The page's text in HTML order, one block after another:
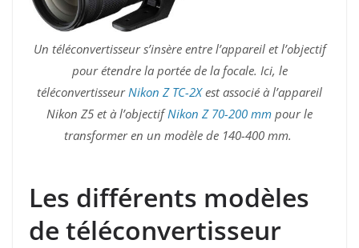
Un téléconvertisseur s’insère entre l’appareil et l’objectif
pour étendre la portée de la focale. Ici, le
téléconvertisseur Nikon Z TC-2Xest associé à l’appareil
Nikon Z5 et à l’objectifNikon Z 70-200 mm pour le
transformer en un modèle de 140-400 mm.
Les différents modèles
de téléconvertisseur